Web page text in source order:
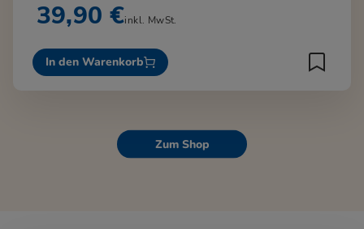
39,90 €inkl. MwSt.
In den Warenkorb
Zum Shop